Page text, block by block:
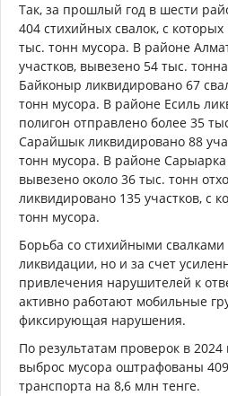
Так, за прошлый год в шести
404 стихийных свалок, с
тыс. тонн мусора. В районе
участков, вывезено 54 тыс.
Байконыр ликвидировано 67
тонн мусора. В районе Есиль
полигон отправлено более 35
Сарайшык ликвидировано 88
тонн мусора. В районе Сарыарка
вывезено около 36 тыс. тонн
ликвидировано 135 участков, с
тонн мусора.
Борьба со стихийными свалками
ликвидации, но и за счет
привлечения нарушителей к
активно работают мобильные
фиксирующая нарушения.
По результатам проверок в 2024
выброс мусора оштрафованы
транспорта на 8,6 млн тенге.